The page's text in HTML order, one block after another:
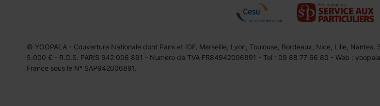
© YOOPALA - Couverture Nationale dont Paris et IDF, Marseille, Lyon, Toulouse, Bordeaux, Nice, Lille,
5.000 € - R.C.S. PARIS 942 006 891 - Numéro de TVA FR84942006891 - Tel : 09 88 77 66 80 - Web :
France sous le N° SAP942006891.